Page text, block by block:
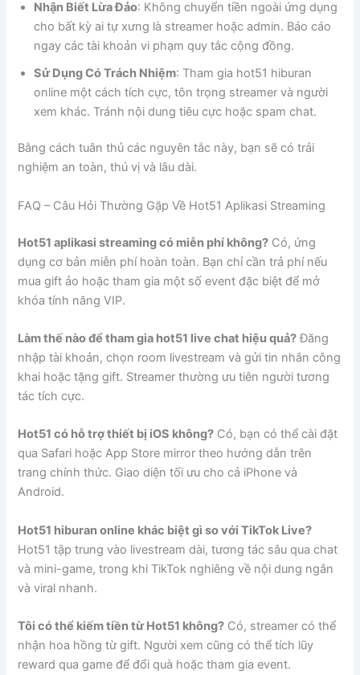
Nhận Biết Lừa Đảo: Không chuyển tiền ngoài ứng dụng
cho bất kỳ ai tự xưng là streamer hoặc admin. Báo cáo
ngay các tài khoản vi phạm quy tắc cộng đồng.
Sử Dụng Có Trách Nhiệm: Tham gia hot51 hiburan
online một cách tích cực, tôn trọng streamer và người
xem khác. Tránh nội dung tiêu cực hoặc spam chat.
Bằng cách tuân thủ các nguyên tắc này, bạn sẽ có trải
nghiệm an toàn, thú vị và lâu dài.
FAQ – Câu Hỏi Thường Gặp Về Hot51 Aplikasi Streaming
Hot51 aplikasi streaming có miễn phí không? Có, ứng
dụng cơ bản miễn phí hoàn toàn. Bạn chỉ cần trả phí nếu
mua gift ảo hoặc tham gia một số event đặc biệt để mở
khóa tính năng VIP.
Làm thế nào để tham gia hot51 live chat hiệu quả?Đăng
nhập tài khoản, chọn room livestream và gửi tin nhắn công
khai hoặc tặng gift. Streamer thường ưu tiên người tương
tác tích cực.
Hot51 có hỗ trợ thiết bị iOS không? Có, bạn có thể cài đặt
qua Safari hoặc App Store mirror theo hướng dẫn trên
trang chính thức. Giao diện tối ưu cho cả iPhone và
Android.
Hot51 hiburan online khác biệt gì so với TikTok Live?
Hot51 tập trung vào livestream dài, tương tác sâu qua chat
và mini-game, trong khi TikTok nghiêng về nội dung ngắn
và viral nhanh.
Tôi có thể kiếm tiền từ Hot51 không? Có, streamer có thể
nhận hoa hồng từ gift. Người xem cũng có thể tích lũy
reward qua game để đổi quà hoặc tham gia event.